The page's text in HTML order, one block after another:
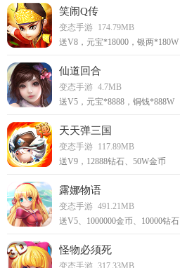
笑闹Q传
变态手游 174.79MB
送V8，元宝*18000，银两*180W
仙道回合
变态手游 4.7MB
送V5，元宝*8888，铜钱*888W
天天弹三国
变态手游 117.89MB
送V9，12888钻石、50W金币
露娜物语
变态手游 491.21MB
送V5、1000000金币、10000钻石
怪物必须死
变态手游 317.33MB